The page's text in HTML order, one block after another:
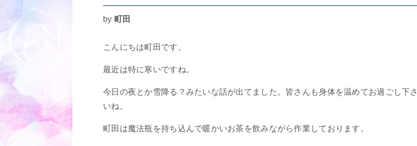
by 町田
こんにちは町田です。
最近は特に寒いですね。
今日の夜とか雪降る？みたいな話が出てました。皆さんも身体を温めてお過ごし下さ
いね。
町田は魔法瓶を持ち込んで暖かいお茶を飲みながら作業しております。